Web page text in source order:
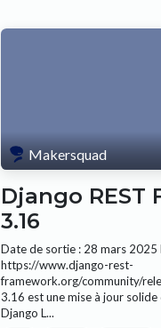
Makersquad
Django REST
3.16
Date de sortie : 28 mars
https://www.django-rest-
framework.org/community/
3.16 est une mise à jour
Django L...